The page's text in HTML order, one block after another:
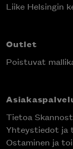
Liike Helsingin
Outlet
Poistuvat
Tietoa
Yhteystiedot ja
Ostaminen ja